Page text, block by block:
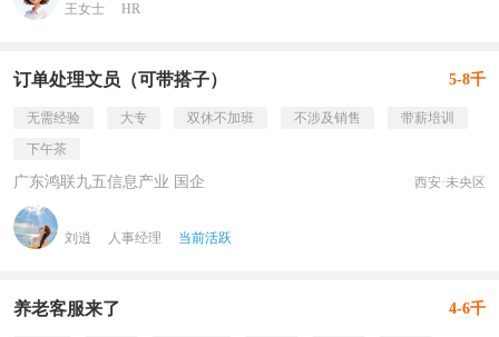
王女士 HR
订单处理文员（可带搭子） 5-8千
无需经验 大专 双休不加班 不涉及销售
带薪培训
下午茶
广东鸿联九五信息产业 国企 西安·未央区
刘逍 人事经理 当前活跃
养老客服来了 4-6千